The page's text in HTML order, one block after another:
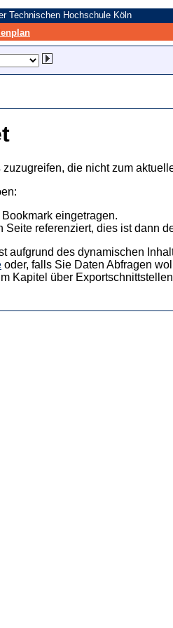
Technischen Hochschule Köln
die nicht zum
eingetragen.
Seite referenziert, dies ist dann
aufgrund des dynamischen
oder, falls Sie Daten Abfragen
Kapitel über